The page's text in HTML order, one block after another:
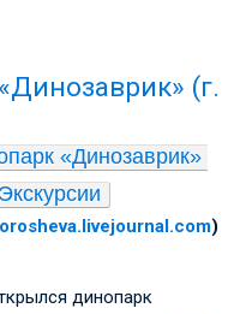
(г.
«Динозаврик»
Экскурсии
)
динопарк